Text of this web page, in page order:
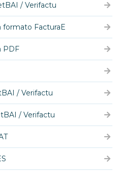
/ Verifactu
formato FacturaE
PDF
/ Verifactu
/ Verifactu